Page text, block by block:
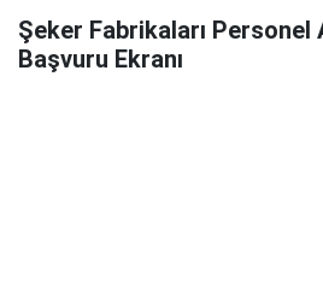
Şeker Fabrikaları Personel
Başvuru Ekranı